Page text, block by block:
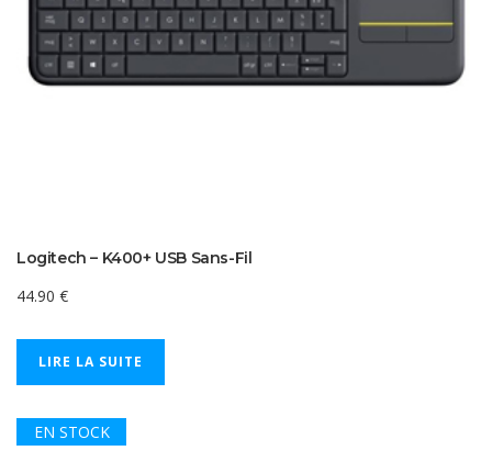
Logitech – K400+ USB Sans-Fil
44.90 €
LIRE LA SUITE
EN STOCK